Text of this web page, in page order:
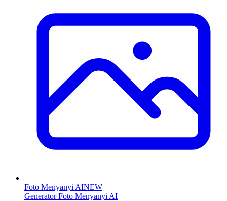
Foto Menyanyi AINEW
Generator Foto Menyanyi AI